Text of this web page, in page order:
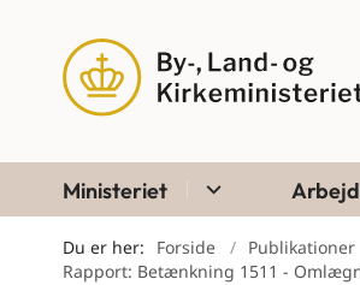
Ministeriet
Du er her: Forside Publikationer
Rapport: Betænkning 1511 -